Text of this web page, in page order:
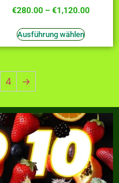
Bewertet
mit
von 5
€280.00–€1,120.00
Ausführung wählen
4 →